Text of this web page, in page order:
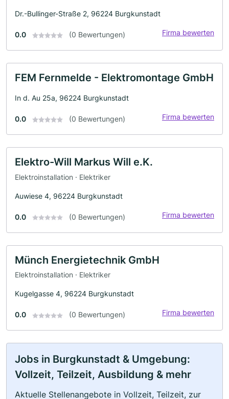
Dr.-Bullinger-Straße 2, 96224 Burgkunstadt
0.0 (0 Bewertungen) Firma bewerten
FEM Fernmelde - Elektromontage GmbH
In d. Au 25a, 96224 Burgkunstadt
0.0 (0 Bewertungen) Firma bewerten
Elektro-Will Markus Will e.K.
Elektroinstallation · Elektriker
Auwiese 4, 96224 Burgkunstadt
0.0 (0 Bewertungen) Firma bewerten
Münch Energietechnik GmbH
Elektroinstallation · Elektriker
Kugelgasse 4, 96224 Burgkunstadt
0.0 (0 Bewertungen) Firma bewerten
Jobs in Burgkunstadt & Umgebung:
Vollzeit, Teilzeit, Ausbildung & mehr
Aktuelle Stellenangebote in Vollzeit, Teilzeit, zur